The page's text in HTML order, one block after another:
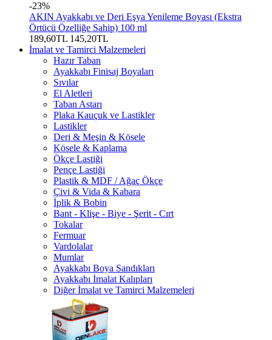
-23%
AKIN Ayakkabı ve Deri Eşya Yenileme Boyası (Ekstra
Örtücü Özelliğe Sahip) 100 ml
189,60TL 145,20TL
İmalat ve Tamirci Malzemeleri
Hazır Taban
Ayakkabı Finisaj Boyaları
Sıvılar
El Aletleri
Taban Astarı
Plaka Kauçuk ve Lastikler
Lastikler
Deri & Meşin & Kösele
Kösele & Kaplama
Ökçe Lastiği
Pençe Lastiği
Plastik & MDF / Ağaç Ökçe
Çivi & Vida & Kabara
İplik & Bobin
Bant - Klişe - Biye - Şerit - Cırt
Tokalar
Fermuar
Vardolalar
Mumlar
Ayakkabı Boya Sandıkları
Ayakkabı İmalat Kalıpları
Diğer İmalat ve Tamirci Malzemeleri